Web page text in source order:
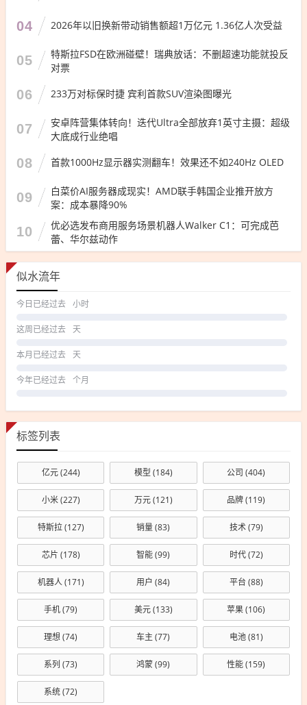
04 2026年以旧换新带动销售额超1万亿元 1.36亿人次受益
05
特斯拉FSD在欧洲碰壁！瑞典放话：不删超速功能就投反
对票
06 233万对标保时捷 宾利首款SUV渲染图曝光
07
安卓阵营集体转向！迭代Ultra全部放弃1英寸主摄：超级
大底成行业绝唱
08 首款1000Hz显示器实测翻车！效果还不如240Hz OLED
09
白菜价AI服务器成现实！AMD联手韩国企业推开放方
案：成本暴降90%
10
优必选发布商用服务场景机器人Walker C1：可完成芭
蕾、华尔兹动作
似水流年
今日已经过去 小时
这周已经过去 天
本月已经过去 天
今年已经过去 个月
标签列表
亿元(244) 模型 (184) 公司 (404)
小米(227) 万元(121) 品牌(119)
特斯拉(127) 销量(83) 技术(79)
芯片 (178) 智能(99) 时代(72)
机器人(171) 用户 (84) 平台 (88)
手机(79) 美元(133) 苹果(106)
理想(74) 车主 (77) 电池(81)
系列 (73) 鸿蒙(99) 性能(159)
系统(72)